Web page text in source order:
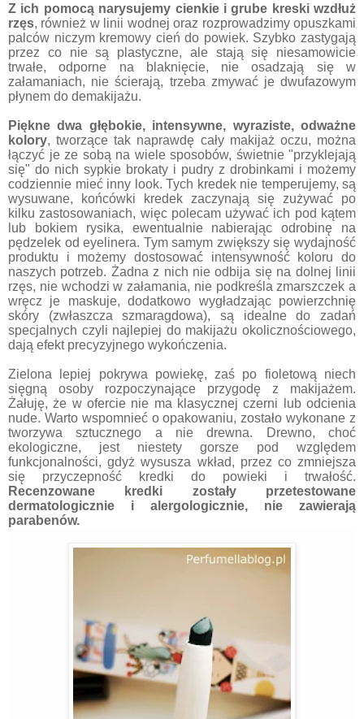
Z ich pomocą narysujemy cienkie i grube kreski wzdłuż
rzęs, również w linii wodnej oraz rozprowadzimy opuszkami
palców niczym kremowy cień do powiek. Szybko zastygają
przez co nie są plastyczne, ale stają się niesamowicie
trwałe, odporne na blaknięcie, nie osadzają się w
załamaniach, nie ścierają, trzeba zmywać je dwufazowym
płynem do demakijażu.
Piękne dwa głębokie, intensywne, wyraziste, odważne
kolory, tworzące tak naprawdę cały makijaż oczu, można
łączyć je ze sobą na wiele sposobów, świetnie "przyklejają
się" do nich sypkie brokaty i pudry z drobinkami i możemy
codziennie mieć inny look. Tych kredek nie temperujemy, są
wysuwane, końcówki kredek zaczynają się zużywać po
kilku zastosowaniach, więc polecam używać ich pod kątem
lub bokiem rysika, ewentualnie nabierając odrobinę na
pędzelek od eyelinera. Tym samym zwiększy się wydajność
produktu i możemy dostosować intensywność koloru do
naszych potrzeb. Żadna z nich nie odbija się na dolnej linii
rzęs, nie wchodzi w załamania, nie podkreśla zmarszczek a
wręcz je maskuje, dodatkowo wygładzając powierzchnię
skóry (zwłaszcza szmaragdowa), są idealne do zadań
specjalnych czyli najlepiej do makijażu okolicznościowego,
dają efekt precyzyjnego wykończenia.
Zielona lepiej pokrywa powiekę, zaś po fioletową niech
sięgną osoby rozpoczynające przygodę z makijażem.
Żałuję, że w ofercie nie ma klasycznej czerni lub odcienia
nude. Warto wspomnieć o opakowaniu, zostało wykonane z
tworzywa sztucznego a nie drewna. Drewno, choć
ekologiczne, jest niestety gorsze pod względem
funkcjonalności, gdyż wysusza wkład, przez co zmniejsza
się przyczepność kredki do powieki i trwałość.
Recenzowane kredki zostały przetestowane
dermatologicznie i alergologicznie, nie zawierają
parabenów.